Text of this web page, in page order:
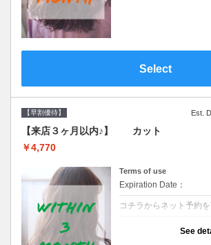
Select
【早割優待】 Est.
【来店３ヶ月以内♪】 カット
￥4,770
Terms of use
Expiration Date：
コチラからネット予約
See